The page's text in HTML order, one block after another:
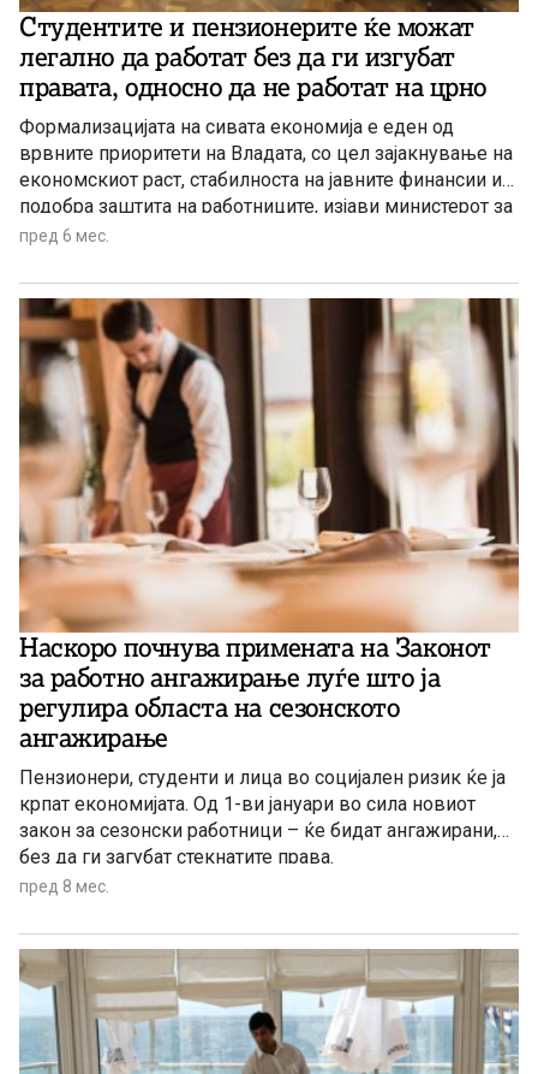
Студентите и пензионерите ќе можат
легално да работат без да ги изгубат
правата, односно да не работат на црно
Формализацијата на сивата економија е еден од
врвните приоритети на Владата, со цел зајакнување на
економскиот раст, стабилноста на јавните финансии и
подобра заштита на работниците, изјави министерот за
економија и труд Бесар Дурмиши на презентацијата на
пред 6 мес.
Наскоро почнува примената на Законот
за работно ангажирање луѓе што ја
регулира областа на сезонското
ангажирање
Пензионери, студенти и лица во социјален ризик ќе ја
крпат економијата. Од 1-ви јануари во сила новиот
закон за сезонски работници – ќе бидат ангажирани,
без да ги загубат стекнатите права.
пред 8 мес.